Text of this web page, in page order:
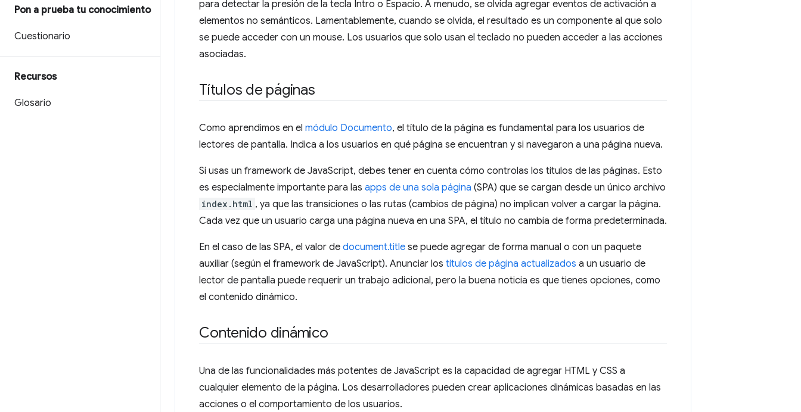
Pon a prueba tu conocimiento
Cuestionario
Recursos
Glosario
para detectar la presión de la tecla Intro o Espacio. A menudo, se olvida agregar eventos de activación a
elementos no semánticos. Lamentablemente, cuando se olvida, el resultado es un componente al que solo
se puede acceder con un mouse. Los usuarios que solo usan el teclado no pueden acceder a las acciones
asociadas.
Títulos de páginas
Como aprendimos en el módulo Documento, el título de la página es fundamental para los usuarios de
lectores de pantalla. Indica a los usuarios en qué página se encuentran y si navegaron a una página nueva.
Si usas un framework de JavaScript, debes tener en cuenta cómo controlas los títulos de las páginas. Esto
es especialmente importante para las apps de una sola página (SPA) que se cargan desde un único archivo
index.html , ya que las transiciones o las rutas (cambios de página) no implican volver a cargar la página.
Cada vez que un usuario carga una página nueva en una SPA, el título no cambia de forma predeterminada.
En el caso de las SPA, el valor de document.title se puede agregar de forma manual o con un paquete
auxiliar (según el framework de JavaScript). Anunciar los títulos de página actualizados a un usuario de
lector de pantalla puede requerir un trabajo adicional, pero la buena noticia es que tienes opciones, como
el contenido dinámico.
Contenido dinámico
Una de las funcionalidades más potentes de JavaScript es la capacidad de agregar HTML y CSS a
cualquier elemento de la página. Los desarrolladores pueden crear aplicaciones dinámicas basadas en las
acciones o el comportamiento de los usuarios.